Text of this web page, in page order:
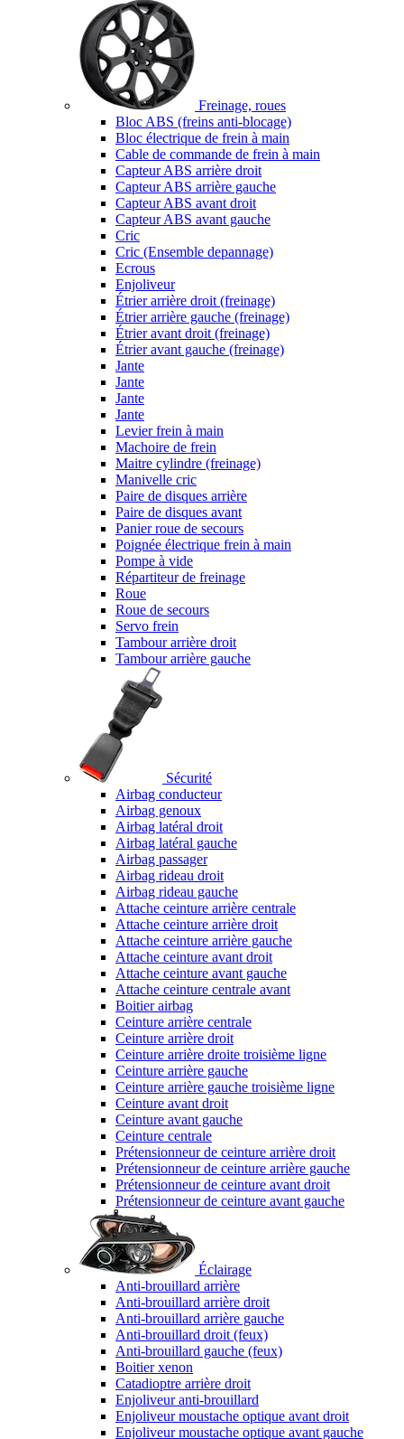
Freinage, roues
Bloc ABS (freins anti-blocage)
Bloc électrique de frein à main
Cable de commande de frein à main
Capteur ABS arrière droit
Capteur ABS arrière gauche
Capteur ABS avant droit
Capteur ABS avant gauche
Cric
Cric (Ensemble depannage)
Ecrous
Enjoliveur
Étrier arrière droit (freinage)
Étrier arrière gauche (freinage)
Étrier avant droit (freinage)
Étrier avant gauche (freinage)
Jante
Jante
Jante
Jante
Levier frein à main
Machoire de frein
Maitre cylindre (freinage)
Manivelle cric
Paire de disques arrière
Paire de disques avant
Panier roue de secours
Poignée électrique frein à main
Pompe à vide
Répartiteur de freinage
Roue
Roue de secours
Servo frein
Tambour arrière droit
Tambour arrière gauche
Sécurité
Airbag conducteur
Airbag genoux
Airbag latéral droit
Airbag latéral gauche
Airbag passager
Airbag rideau droit
Airbag rideau gauche
Attache ceinture arrière centrale
Attache ceinture arrière droit
Attache ceinture arrière gauche
Attache ceinture avant droit
Attache ceinture avant gauche
Attache ceinture centrale avant
Boitier airbag
Ceinture arrière centrale
Ceinture arrière droit
Ceinture arrière droite troisième ligne
Ceinture arrière gauche
Ceinture arrière gauche troisième ligne
Ceinture avant droit
Ceinture avant gauche
Ceinture centrale
Prétensionneur de ceinture arrière droit
Prétensionneur de ceinture arrière gauche
Prétensionneur de ceinture avant droit
Prétensionneur de ceinture avant gauche
Éclairage
Anti-brouillard arrière
Anti-brouillard arrière droit
Anti-brouillard arrière gauche
Anti-brouillard droit (feux)
Anti-brouillard gauche (feux)
Boitier xenon
Catadioptre arrière droit
Enjoliveur anti-brouillard
Enjoliveur moustache optique avant droit
Enjoliveur moustache optique avant gauche